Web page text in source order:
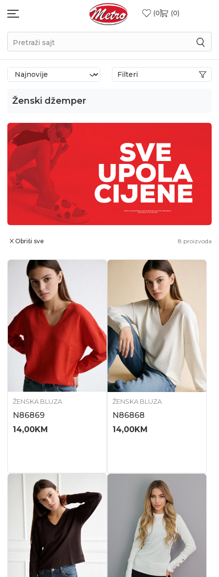
0 0
Pretraži sajt
Ženski džemper
Filteri
8 proizvoda
Obriši sve
ŽENSKA BLUZA
N86869
14,00KM
ŽENSKA BLUZA
N86868
14,00KM